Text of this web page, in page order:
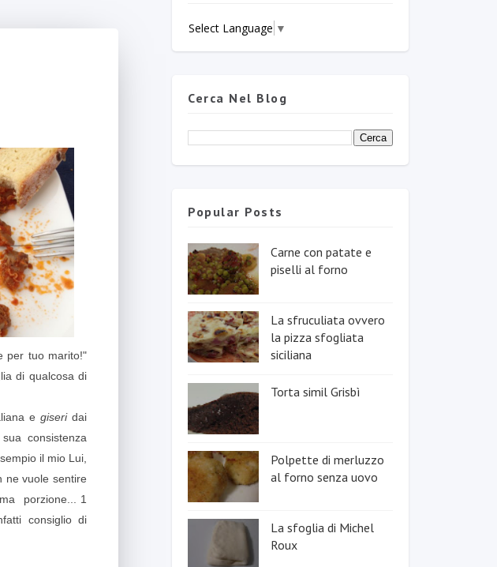
per tuo marito!"
di qualcosa di
e giseridai
consistenza
il mio Lui,
ne vuole sentire
porzione... 1
consiglio di
Select Language ▼
Cerca Nel Blog
Popular Posts
Carne con patate e
piselli al forno
La sfruculiata ovvero
la pizza sfogliata
siciliana
Torta simil Grisbì
Polpette di merluzzo
al forno senza uovo
La sfoglia di Michel
Roux